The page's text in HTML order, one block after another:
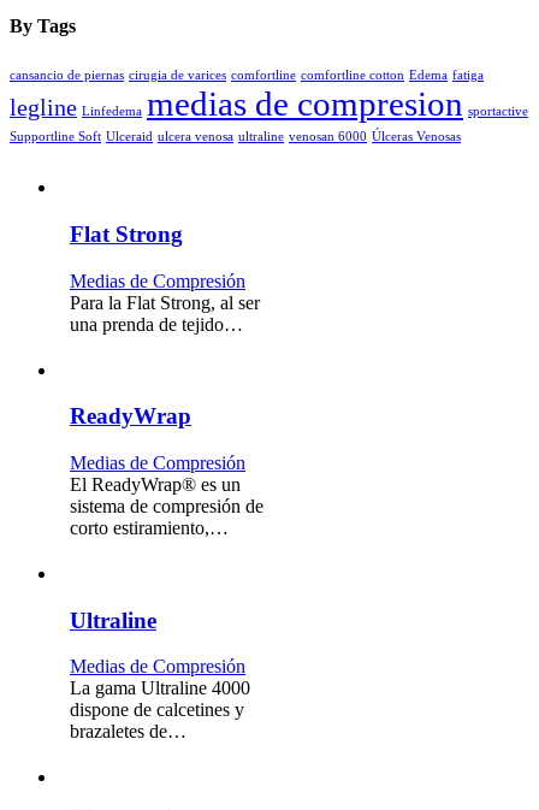
By Tags
cansancio de piernas cirugia de varices comfortline comfortline cotton Edema fatiga
legline Linfedema medias de compresion sportactive
Supportline Soft Ulceraid ulcera venosa ultraline venosan 6000 Úlceras Venosas
Flat Strong
Medias de Compresión
Para la Flat Strong, al ser
una prenda de tejido…
ReadyWrap
Medias de Compresión
El ReadyWrap® es un
sistema de compresión de
corto estiramiento,…
Ultraline
Medias de Compresión
La gama Ultraline 4000
dispone de calcetines y
brazaletes de…